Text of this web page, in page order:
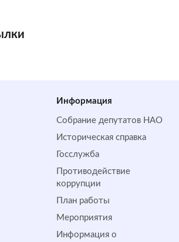
Информация
Собрание депутатов НАО
Историческая справка
Госслужба
Противодействие
коррупции
План работы
Мероприятия
Информация о